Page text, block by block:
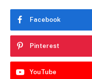
Facebook
Pinterest
YouTube